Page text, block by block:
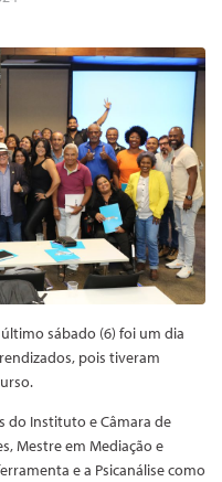
sábado (6) foi um dia
pois tiveram
do Instituto e Câmara de
Mestre em Mediação e
e a Psicanálise como